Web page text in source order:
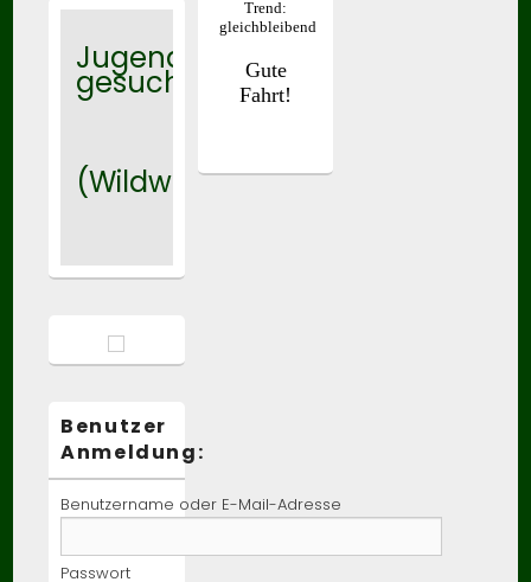
Jugendtrainer
gesucht
(Wildwasser)
Benutzer
Anmeldung:
Benutzername oder E-Mail-Adresse
Passwort